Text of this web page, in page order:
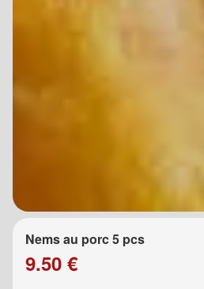
Nems au porc 5 pcs
9.50 €